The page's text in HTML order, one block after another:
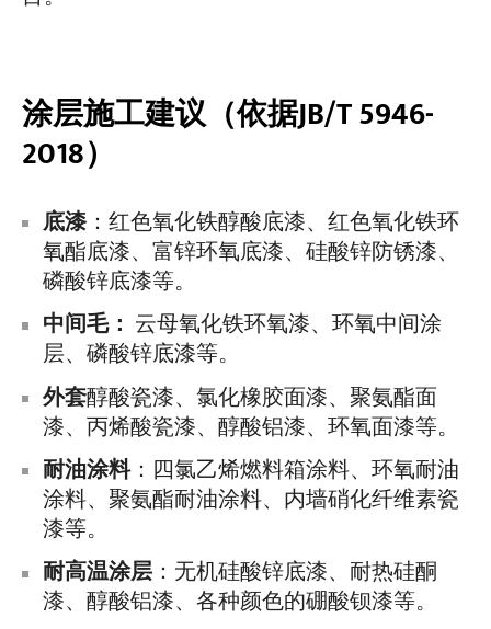
涂层施工建议（依据JB/T 5946-
2018）
底漆：红色氧化铁醇酸底漆、红色氧化铁环
氧酯底漆、富锌环氧底漆、硅酸锌防锈漆、
磷酸锌底漆等。
中间毛： 云母氧化铁环氧漆、环氧中间涂
层、磷酸锌底漆等。
外套醇酸瓷漆、氯化橡胶面漆、聚氨酯面
漆、丙烯酸瓷漆、醇酸铝漆、环氧面漆等。
耐油涂料：四氯乙烯燃料箱涂料、环氧耐油
涂料、聚氨酯耐油涂料、内墙硝化纤维素瓷
漆等。
耐高温涂层：无机硅酸锌底漆、耐热硅酮
漆、醇酸铝漆、各种颜色的硼酸钡漆等。